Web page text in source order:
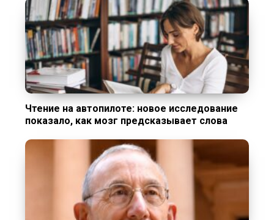
Чтение на автопилоте: новое исследование
показало, как мозг предсказывает слова